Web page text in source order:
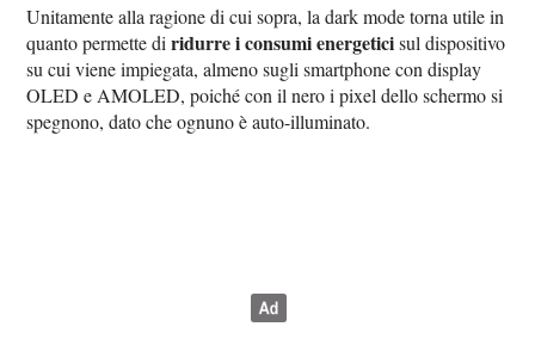
Unitamente alla ragione di cui sopra, la dark mode torna utile in
quanto permette diridurre i consumi energeticisul dispositivo
su cui viene impiegata, almeno sugli smartphone con display
OLED e AMOLED, poiché con il nero i pixel dello schermo si
spegnono, dato che ognuno è auto-illuminato.